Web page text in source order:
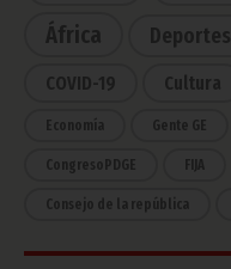
África
Deportes
COVID-19 Cultura
Economía Gente GE
CongresoPDGE FIJA
Consejo de la república